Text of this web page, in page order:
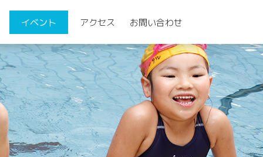
イベント アクセス お問い合わせ